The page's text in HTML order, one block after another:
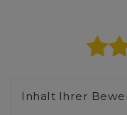
Inhalt Ihrer